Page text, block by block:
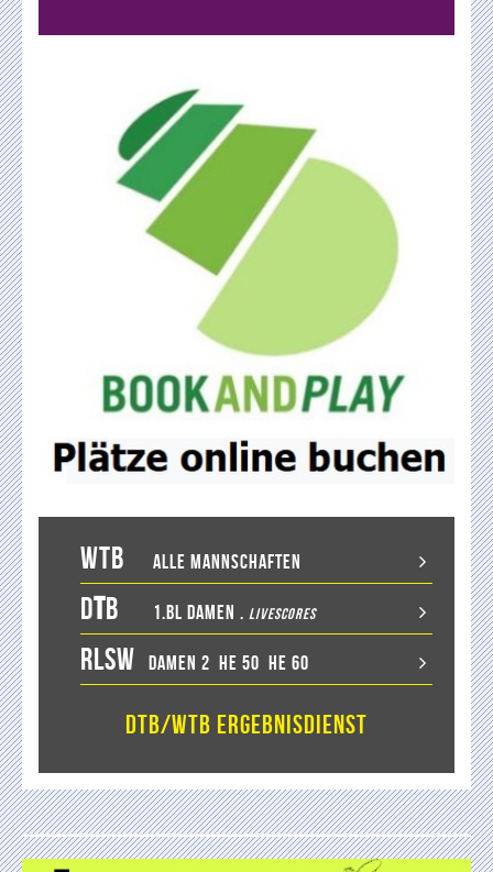
WTB Alle Mannschaften
DTB 1.BL Damen . LiveScores
RLSW Damen 2 He 50 He 60
DTB/WTB Ergebnisdienst